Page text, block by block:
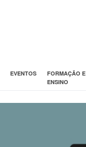
EVENTOS
FORMAÇÃO E
ENSINO